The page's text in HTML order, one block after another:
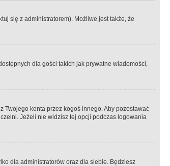
się z administratorem). Możliwe jest także, że
dla gości takich jak prywatne wiadomości,
Twojego konta przez kogoś innego. Aby pozostawać
Jeżeli nie widzisz tej opcji podczas logowania
dla administratorów oraz dla siebie. Będziesz